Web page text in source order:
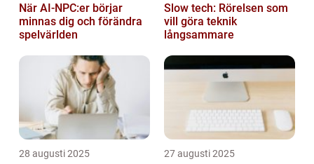
När AI-NPC:er börjar
minnas dig och förändra
spelvärlden
Slow tech: Rörelsen som
vill göra teknik
långsammare
28 augusti 2025 27 augusti 2025